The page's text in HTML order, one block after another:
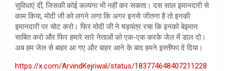
सुविधाएं दीं, जिसकी कोई कल्पना भी नहीं कर सकता। दस साल इमानदारी से
काम किया, मोदी जी को लगने लगा कि अगर इनसे जीतना है तो इनकी
इमानदारी पर चोट करो। फिर मोदी जी ने षड़यंत्र रचा कि इनको बेइमान
साबित करो और फिर हमारे सारे नेताओं को एक-एक करके जेल में डाल दो।
अब हम जेल से बाहर आ गए और बाहर आने के बाद हमने इस्तीफा दे दिया।
https://x.com/ArvindKejriwal/status/183774648407211228